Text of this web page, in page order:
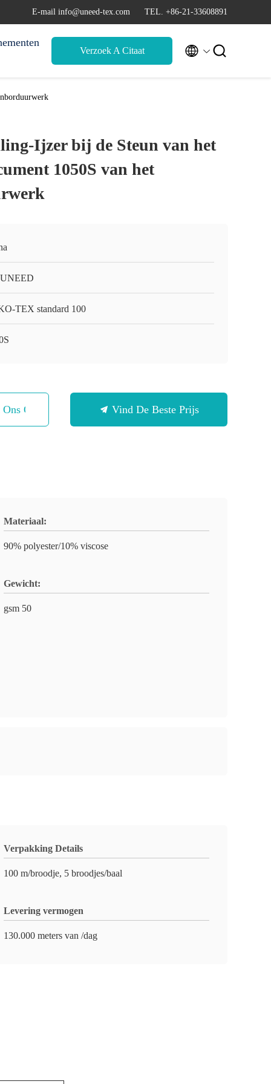
E-mail info@uneed-tex.com TEL. +86-21-33608891
Verzoek A Citaat  
Ijzer bij de Steun van het
1050S van het
TEX standard 100
Op Vind De Beste Prijs
Materiaal:
90% polyester/10% viscose
Gewicht:
gsm 50
Verpakking Details
100 m/broodje, 5 broodjes/baal
Levering vermogen
130.000 meters van /dag